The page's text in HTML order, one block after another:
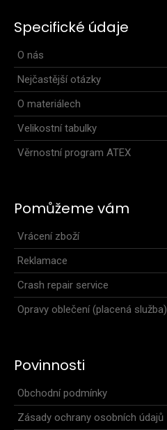
Specifické údaje
O nás
Nejčastější otázky
O materiálech
Velikostní tabulky
Věrnostní program ATEX
Pomůžeme vám
Vrácení zboží
Reklamace
Crash repair service
Opravy oblečení (placená služba)
Povinnosti
Obchodní podmínky
Zásady ochrany osobních údajů